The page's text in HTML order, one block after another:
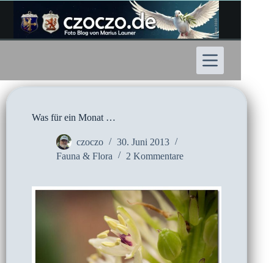
Inhalt
springen
Was für ein Monat …
czoczo
30. Juni 2013
Fauna & Flora
2 Kommentare